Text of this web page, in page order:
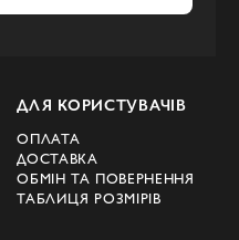
ДЛЯ КОРИСТУВАЧІВ
ОПЛАТА
ДОСТАВКА
ОБМІН ТА ПОВЕРНЕННЯ
ТАБЛИЦЯ РОЗМІРІВ